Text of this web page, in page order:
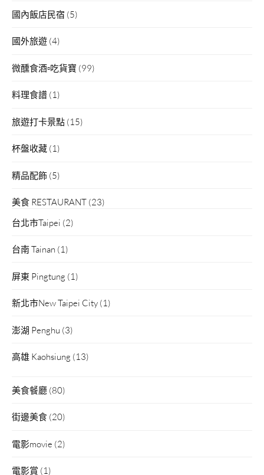
國內飯店民宿 (5)
國外旅遊 (4)
微醺食酒▫吃貨寶 (99)
料理食譜 (1)
旅遊打卡景點 (15)
杯盤收藏 (1)
精品配飾 (5)
美食 RESTAURANT (23)
台北市Taipei (2)
台南 Tainan (1)
屏東 Pingtung (1)
新北市New Taipei City (1)
澎湖 Penghu (3)
高雄 Kaohsiung (13)
美食餐廳 (80)
街邊美食 (20)
電影movie (2)
電影賞 (1)